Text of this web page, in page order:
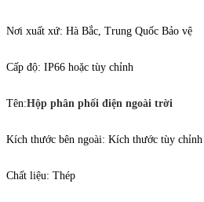
Nơi xuất xứ: Hà Bắc, Trung Quốc Bảo vệ
Cấp độ: IP66 hoặc tùy chỉnh
Tên:Hộp phân phối điện ngoài trời
Kích thước bên ngoài: Kích thước tùy chỉnh
Chất liệu: Thép